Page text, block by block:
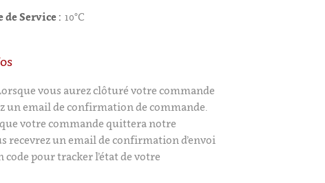
de Service : 10°C
vous aurez clôturé votre commande
un email de confirmation de commande.
votre commande quittera notre
recevrez un email de confirmation d’envoi
pour tracker l’état de votre